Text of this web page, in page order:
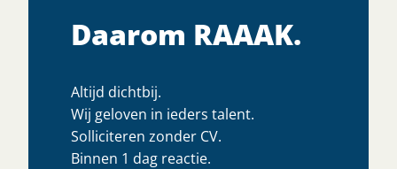
Daarom RAAAK.
Altijd dichtbij.
Wij geloven in ieders talent.
Solliciteren zonder CV.
Binnen 1 dag reactie.